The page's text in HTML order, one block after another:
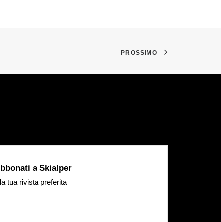
PROSSIMO
a Skialper
la tua rivista preferita